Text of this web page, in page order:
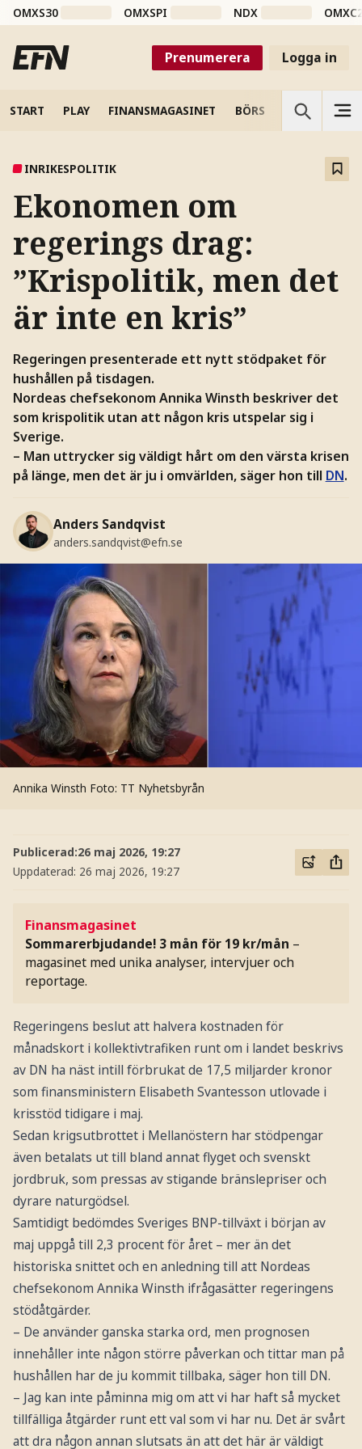
OMXS30 OMXSPI NDX
Prenumerera Logga in
START PLAY FINANSMAGASINET BÖRS VETENSKAP
INRIKESPOLITIK
Ekonomen om
regerings drag:
”Krispolitik, men det
är inte en kris”
Regeringen presenterade ett nytt stödpaket för
hushållen på tisdagen.
Nordeas chefsekonom Annika Winsth beskriver det
som krispolitik utan att någon kris utspelar sig i
Sverige.
– Man uttrycker sig väldigt hårt om den värsta krisen
på länge, men det är ju i omvärlden, säger hon till DN.
Anders Sandqvist
anders.sandqvist@efn.se
Annika Winsth Foto: TT Nyhetsbyrån
Publicerad:26 maj 2026, 19:27
Uppdaterad: 26 maj 2026, 19:27
Finansmagasinet
Sommarerbjudande! 3 mån för 19 kr/mån –
magasinet med unika analyser, intervjuer och
reportage.
Regeringens beslut att halvera kostnaden för
månadskort i kollektivtrafiken runt om i landet beskrivs
av DN ha näst intill förbrukat de 17,5 miljarder kronor
som finansministern Elisabeth Svantesson utlovade i
krisstöd tidigare i maj.
Sedan krigsutbrottet i Mellanöstern har stödpengar
även betalats ut till bland annat flyget och svenskt
jordbruk, som pressas av stigande bränslepriser och
dyrare naturgödsel.
Samtidigt bedömdes Sveriges BNP-tillväxt i början av
maj uppgå till 2,3 procent för året – mer än det
historiska snittet och en anledning till att Nordeas
chefsekonom Annika Winsth ifrågasätter regeringens
stödåtgärder.
– De använder ganska starka ord, men prognosen
innehåller inte någon större påverkan och tittar man på
hushållen har de ju kommit tillbaka, säger hon till DN.
– Jag kan inte påminna mig om att vi har haft så mycket
tillfälliga åtgärder runt ett val som vi har nu. Det är svårt
att dra någon annan slutsats än att det här är väldigt